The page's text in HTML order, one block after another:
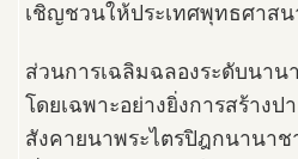
เชิญชวนให้ประเทศพุทธศาส
ส่วนการเฉลิมฉลองระดับนา
โดยเฉพาะอย่างยิ่งการสร้าง
สังคายนาพระไตรปิฎกนานาช